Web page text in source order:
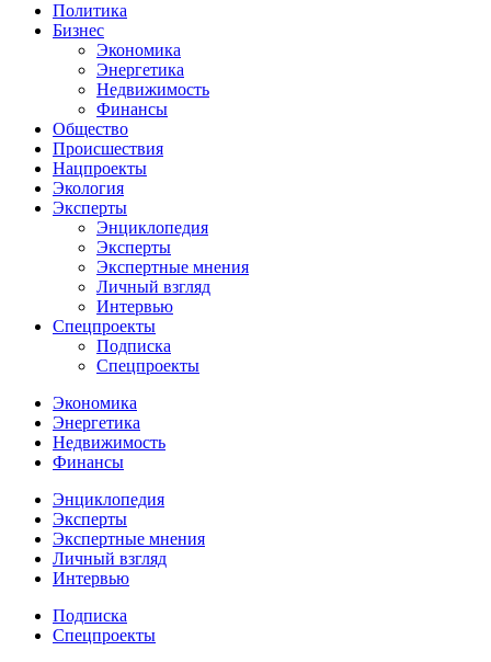
Политика
Бизнес
Экономика
Энергетика
Недвижимость
Финансы
Общество
Происшествия
Нацпроекты
Экология
Эксперты
Энциклопедия
Эксперты
Экспертные мнения
Личный взгляд
Интервью
Спецпроекты
Подписка
Спецпроекты
Экономика
Энергетика
Недвижимость
Финансы
Энциклопедия
Эксперты
Экспертные мнения
Личный взгляд
Интервью
Подписка
Спецпроекты